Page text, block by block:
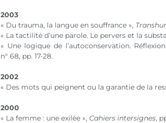
2003
« Du trauma, la langue en souffrance »,
« La tactilité d’une parole. Le pervers et la
« Une logique de l’autoconservation.
n° 68, pp. 17-28.
2002
« Des mots qui peignent ou la garantie de la
2000
« La femme : une exilée », Cahiers intersignes,